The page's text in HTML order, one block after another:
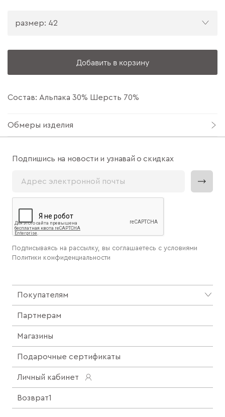
Добавить в корзину
размер: 42
Состав: Альпака 30% Шерсть 70%
Обмеры изделия
Покупателям
Партнерам
Магазины
Подарочные сертификаты
Личный кабинет
Возврат1
Подпишись на новости и узнавай о скидках
Подписываясь на рассылку, вы соглашаетесь с условиями
Политики конфиденциальности